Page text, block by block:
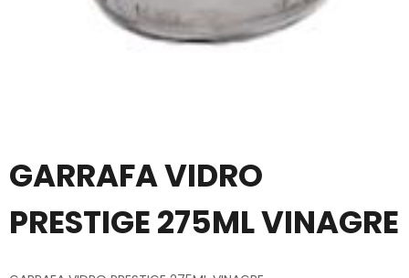
GARRAFA VIDRO
PRESTIGE 275ML VINAGRE